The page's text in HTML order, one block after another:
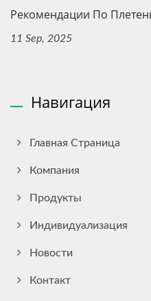
Рекомендации По
11 Sep, 2025
Навигация
Главная Страница
Компания
Продукты
Индивидуализация
Новости
Контакт